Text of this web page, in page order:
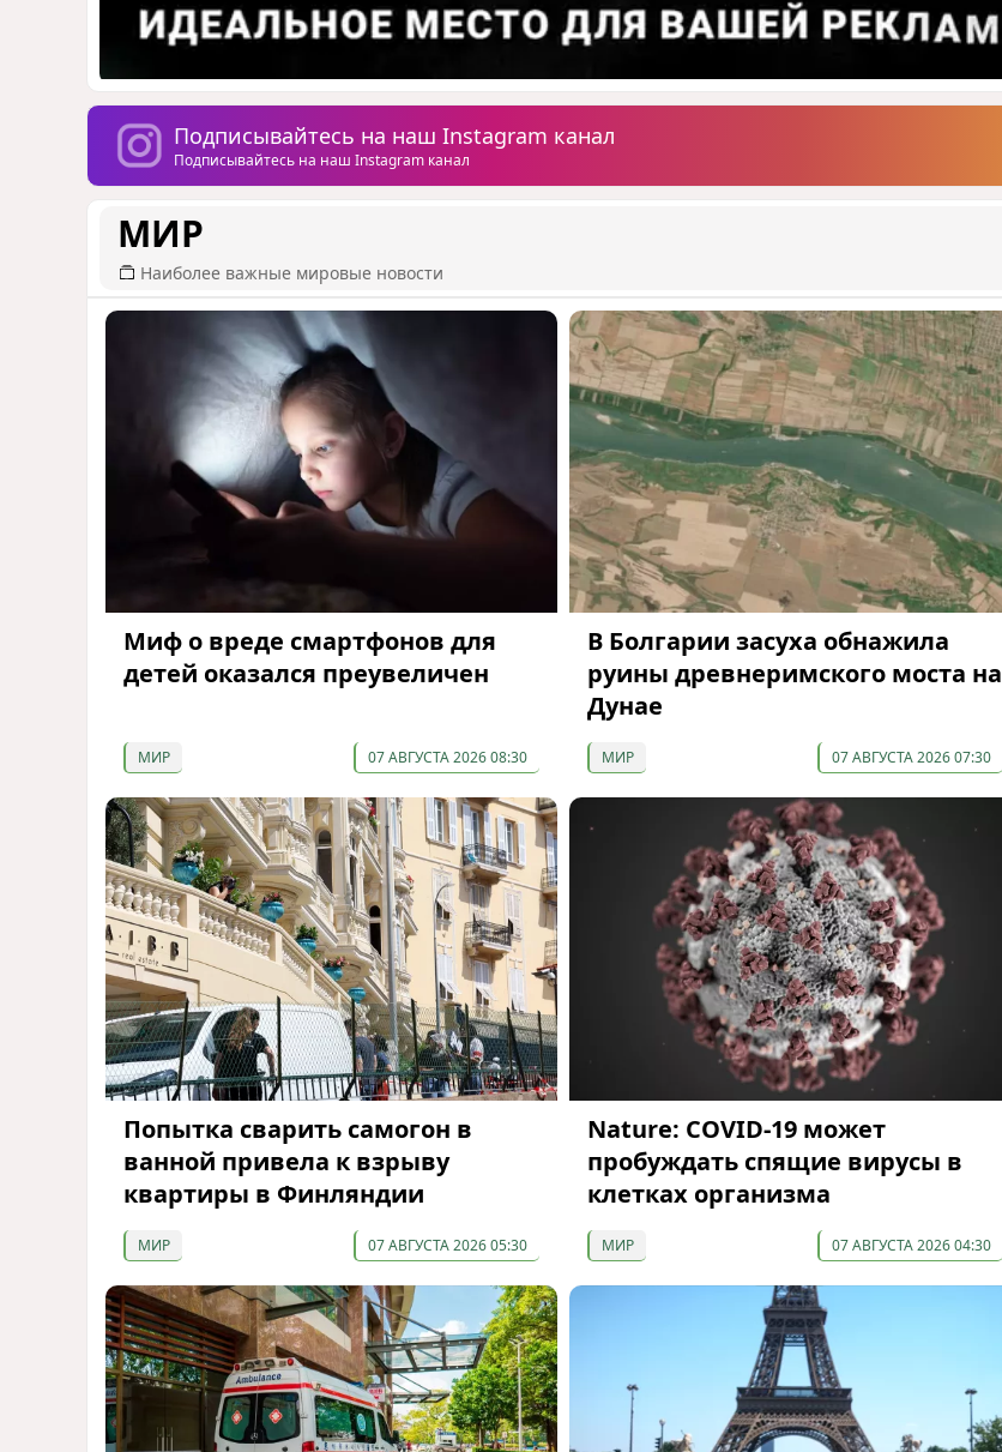
Подписывайтесь на наш Instagram канал
Подписывайтесь на наш Instagram канал
МИР
Наиболее важные мировые новости
Миф о вреде смартфонов для
детей оказался преувеличен
МИР 07 АВГУСТА 2026 08:30
В Болгарии засуха обнажила
руины древнеримского моста на
Дунае
МИР 07 АВГУСТА 2026 07:30
Попытка сварить самогон в
ванной привела к взрыву
квартиры в Финляндии
МИР 07 АВГУСТА 2026 05:30
Nature: COVID-19 может
пробуждать спящие вирусы в
клетках организма
МИР 07 АВГУСТА 2026 04:30